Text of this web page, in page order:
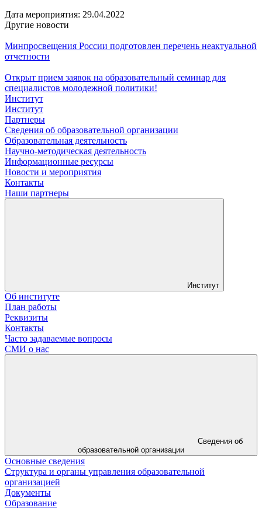
Дата мероприятия: 29.04.2022
Другие новости
Минпросвещения России подготовлен перечень неактуальной
отчетности
Открыт прием заявок на образовательный семинар для
специалистов молодежной политики!
Институт
Институт
Партнеры
Сведения об образовательной организации
Образовательная деятельность
Научно-методическая деятельность
Информационные ресурсы
Новости и мероприятия
Контакты
Наши партнеры
Институт
Об институте
План работы
Реквизиты
Контакты
Часто задаваемые вопросы
СМИ о нас
Сведения об
образовательной организации
Основные сведения
Структура и органы управления образовательной
организацией
Документы
Образование